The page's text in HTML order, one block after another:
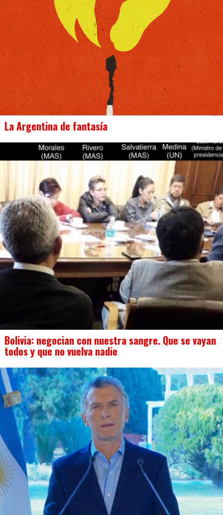
La Argentina de fantasía
Bolivia: negocian con nuestra sangre. Que se vayan
todos y que no vuelva nadie